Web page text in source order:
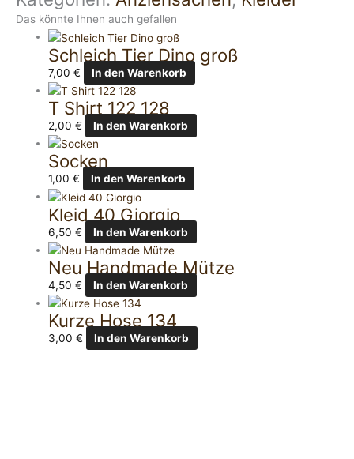
Das könnte Ihnen auch gefallen
Schleich Tier Dino groß
7,00€ In den Warenkorb
T Shirt 122 128
2,00€ In den Warenkorb
Socken
1,00€ In den Warenkorb
Kleid 40 Giorgio
6,50€ In den Warenkorb
Neu Handmade Mütze
4,50€ In den Warenkorb
Kurze Hose 134
3,00€ In den Warenkorb